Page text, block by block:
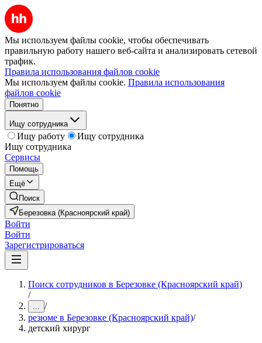
Мы используем файлы cookie, чтобы обеспечивать
правильную работу нашего веб-сайта и анализировать сетевой
трафик.
Правила использования файлов cookie
Мы используем файлы cookie. Правила использования
файлов cookie
Понятно
Ищу сотрудника
Ищу работу
Ищу сотрудника
Ищу сотрудника
Сервисы
Помощь
Ещё
Поиск
Березовка (Красноярский край)
Войти
Войти
Зарегистрироваться
Поиск сотрудников в Березовке (Красноярский край)
/
... /
резюме в Березовке (Красноярский край)/
детский хирург